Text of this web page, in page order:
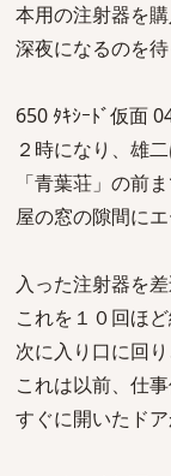
本用の注射器を購
深夜になるのを待
650 ﾀｷｼｰﾄﾞ仮面
２時になり、雄
「青葉荘」の前
屋の窓の隙間に
入った注射器を
これを１０回ほ
次に入り口に回
これは以前、仕
すぐに開いたドア